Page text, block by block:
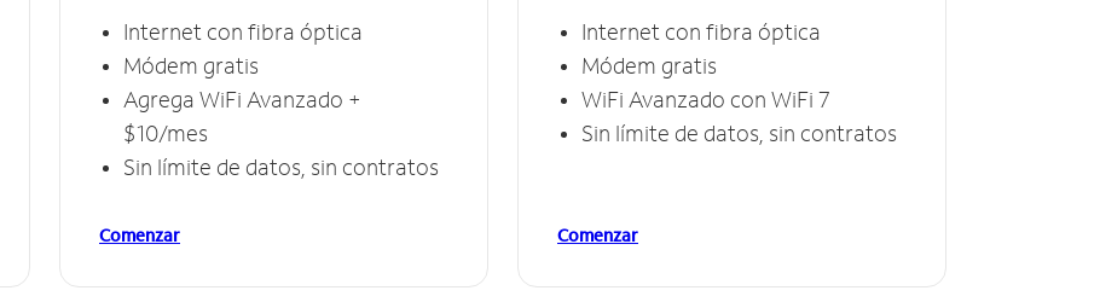
Internet con fibra óptica
Módem gratis
Agrega WiFi Avanzado +
$10/mes
Sin límite de datos, sin contratos
Comenzar
Internet con fibra óptica
Módem gratis
WiFi Avanzado con WiFi 7
Sin límite de datos, sin contratos
Comenzar